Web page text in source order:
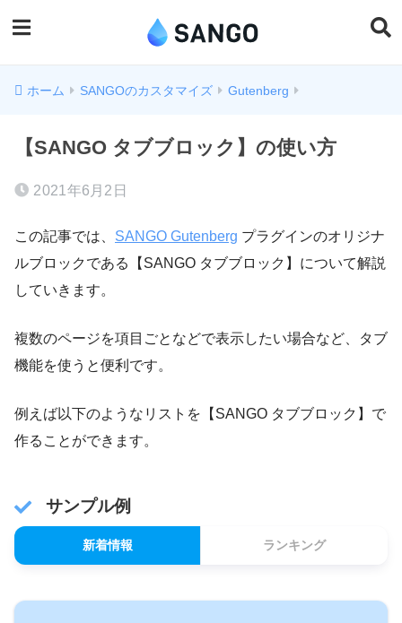
ホーム SANGOのカスタマイズ Gutenberg
【SANGO タブブロック】の使い方
2021年6月2日
この記事では、 SANGO Gutenberg プラグインのオリジナ
ルブロックである【SANGO タブブロック】について解説
していきます。
複数のページを項目ごとなどで表示したい場合など、タブ
機能を使うと便利です。
例えば以下のようなリストを【SANGO タブブロック】で
作ることができます。
サンプル例
新着情報 ランキング